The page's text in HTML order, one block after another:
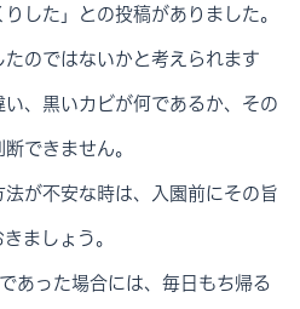
した」との投稿がありました。
のではないかと考えられます
、黒いカビが何であるか、その
できません。
が不安な時は、入園前にその旨
ましょう。
あった場合には、毎日もち帰る